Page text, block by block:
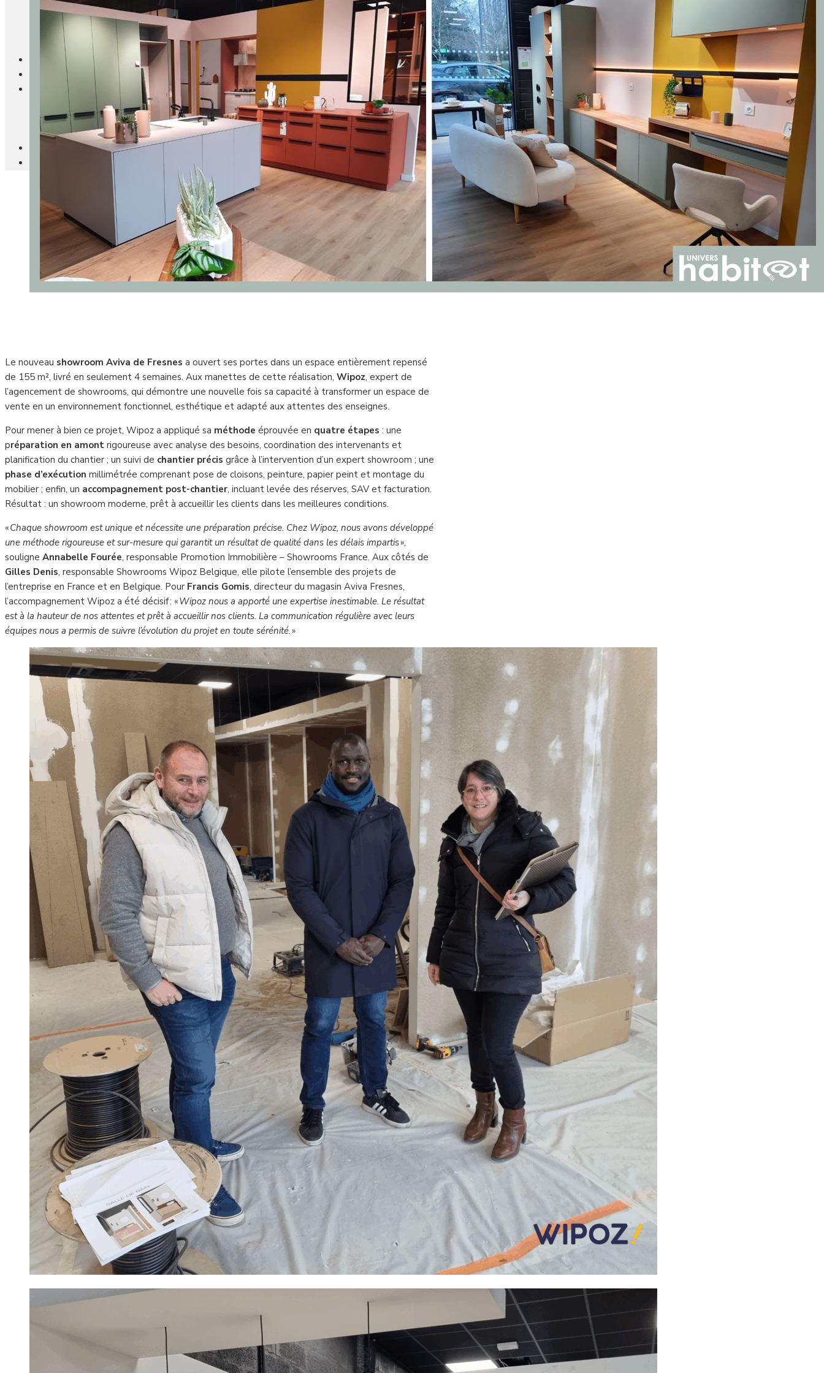
Mobilier
Cuisine
Brico Jardin
Newsletter
Nos autres titres
Faire Savoir Faire
Aviasport
Univers Made in France
Qui sommes-nous
Le nouveau showroom Aviva de Fresnes a ouvert ses portes dans un espace entièrement repensé
de 155 m², livré en seulement 4 semaines. Aux manettes de cette réalisation, Wipoz, expert de
l’agencement de showrooms, qui démontre une nouvelle fois sa capacité à transformer un espace de
vente en un environnement fonctionnel, esthétique et adapté aux attentes des enseignes.
Pour mener à bien ce projet, Wipoz a appliqué sa méthode éprouvée en quatre étapes : une
préparation en amont rigoureuse avec analyse des besoins, coordination des intervenants et
planification du chantier ; un suivi de chantier précis grâce à l’intervention d’un expert showroom ; une
phase d’exécution millimétrée comprenant pose de cloisons, peinture, papier peint et montage du
mobilier ; enfin, un accompagnement post-chantier, incluant levée des réserves, SAV et facturation.
Résultat : un showroom moderne, prêt à accueillir les clients dans les meilleures conditions.
«Chaque showroom est unique et nécessite une préparation précise. Chez Wipoz, nous avons développé
une méthode rigoureuse et sur-mesure qui garantit un résultat de qualité dans les délais impartis»,
souligne Annabelle Fourée, responsable Promotion Immobilière – Showrooms France. Aux côtés de
Gilles Denis, responsable Showrooms Wipoz Belgique, elle pilote l’ensemble des projets de
l’entreprise en France et en Belgique. Pour Francis Gomis, directeur du magasin Aviva Fresnes,
l’accompagnement Wipoz a été décisif : «Wipoz nous a apporté une expertise inestimable. Le résultat
est à la hauteur de nos attentes et prêt à accueillir nos clients. La communication régulière avec leurs
équipes nous a permis de suivre l’évolution du projet en toute sérénité.»